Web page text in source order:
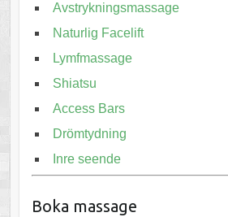
Avstrykningsmassage
Naturlig Facelift
Lymfmassage
Shiatsu
Access Bars
Drömtydning
Inre seende
Boka massage